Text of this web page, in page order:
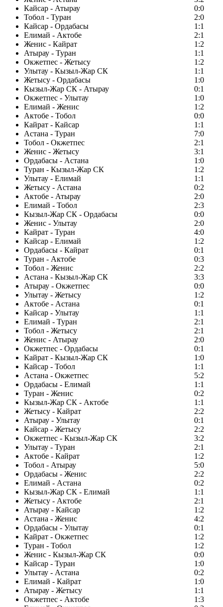
Кайсар - Атырау
0:0
Тобол - Туран
2:0
Кайсар - Ордабасы
1:1
Елимай - Актобе
2:1
Женис - Кайрат
1:2
Атырау - Туран
1:1
Окжетпес - Жетысу
1:2
Улытау - Кызыл-Жар СК
1:1
Жетысу - Ордабасы
1:0
Кызыл-Жар СК - Атырау
0:1
Окжетпес - Улытау
1:0
Елимай - Женис
1:2
Актобе - Тобол
0:0
Кайрат - Кайсар
1:1
Астана - Туран
7:0
Тобол - Окжетпес
2:1
Женис - Жетысу
3:1
Ордабасы - Астана
1:0
Туран - Кызыл-Жар СК
1:2
Улытау - Елимай
1:1
Жетысу - Астана
0:2
Актобе - Атырау
2:0
Елимай - Тобол
2:3
Кызыл-Жар СК - Ордабасы
0:0
Женис - Улытау
2:0
Кайрат - Туран
4:0
Кайсар - Елимай
1:2
Ордабасы - Кайрат
0:1
Туран - Актобе
0:3
Тобол - Женис
2:2
Астана - Кызыл-Жар СК
3:3
Атырау - Окжетпес
0:0
Улытау - Жетысу
1:2
Актобе - Астана
0:1
Кайсар - Улытау
1:1
Елимай - Туран
2:1
Тобол - Жетысу
2:1
Женис - Атырау
2:0
Окжетпес - Ордабасы
0:1
Кайрат - Кызыл-Жар СК
1:0
Кайсар - Тобол
1:1
Астана - Окжетпес
5:2
Ордабасы - Елимай
1:1
Туран - Женис
0:2
Кызыл-Жар СК - Актобе
1:1
Жетысу - Кайрат
2:2
Атырау - Улытау
0:1
Кайсар - Жетысу
2:2
Окжетпес - Кызыл-Жар СК
3:2
Улытау - Туран
2:1
Актобе - Кайрат
1:2
Тобол - Атырау
5:0
Ордабасы - Женис
2:2
Елимай - Астана
0:2
Кызыл-Жар СК - Елимай
1:1
Жетысу - Актобе
2:1
Атырау - Кайсар
1:2
Астана - Женис
4:2
Ордабасы - Улытау
0:1
Кайрат - Окжетпес
1:2
Туран - Тобол
1:2
Женис - Кызыл-Жар СК
0:0
Кайсар - Туран
1:0
Улытау - Астана
0:2
Елимай - Кайрат
1:0
Атырау - Жетысу
1:1
Окжетпес - Актобе
1:3